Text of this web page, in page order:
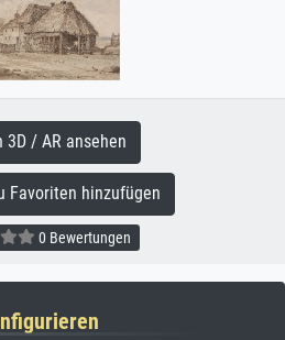
3D / AR ansehen
hinzufügen
0 Bewertungen